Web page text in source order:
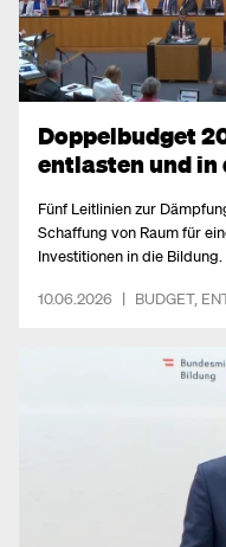
Doppelbudget
entlasten und
Fünf Leitlinien zur
Schaffung von Raum für
Investitionen in die Bildung.
10.06.2026 | BUDGET,